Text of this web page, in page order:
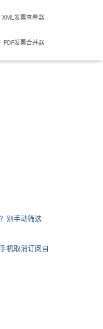
XML发票查看器
PDF发票合并器
别手动筛选
机取消订阅自